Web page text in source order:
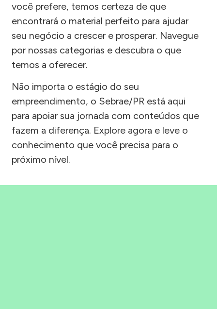
você prefere, temos certeza de que
encontrará o material perfeito para ajudar
seu negócio a crescer e prosperar. Navegue
por nossas categorias e descubra o que
temos a oferecer.
Não importa o estágio do seu
empreendimento, o Sebrae/PR está aqui
para apoiar sua jornada com conteúdos que
fazem a diferença. Explore agora e leve o
conhecimento que você precisa para o
próximo nível.